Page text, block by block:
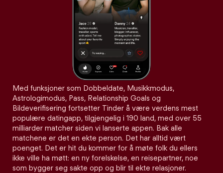
Med funksjoner som Dobbeldate, Musikkmodus,
Astrologimodus, Pass, Relationship Goals og
Bildeverifisering fortsetter Tinder å være verdens mest
populære datingapp, tilgjengelig i 190 land, med over 55
milliarder matcher siden vi lanserte appen. Bak alle
matchene er det en ekte person. Det har alltid vært
poenget. Det er hit du kommer for å møte folk du ellers
ikke ville ha møtt: en ny forelskelse, en reisepartner, noe
som bygger seg sakte opp og blir til ekte relasjoner.